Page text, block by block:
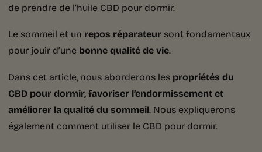
de prendre de l’huile CBD pour dormir.
Le sommeil et un repos réparateur sont fondamentaux
pour jouir d’une bonne qualité de vie.
Dans cet article, nous aborderons les propriétés du
CBD pour dormir, favoriser l’endormissementet
améliorer la qualité du sommeil. Nous expliquerons
également comment utiliser le CBD pour dormir.